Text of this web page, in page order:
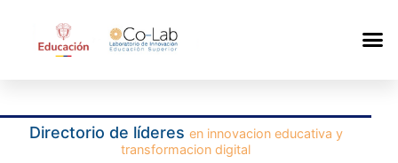
Directorio de líderes en innovacion educativa y
transformacion digital